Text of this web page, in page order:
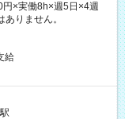
×実働8h×週5日×4週
りません。
給